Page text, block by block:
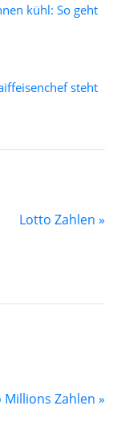
kühl: So geht
steht
Lotto Zahlen »
Millions Zahlen »